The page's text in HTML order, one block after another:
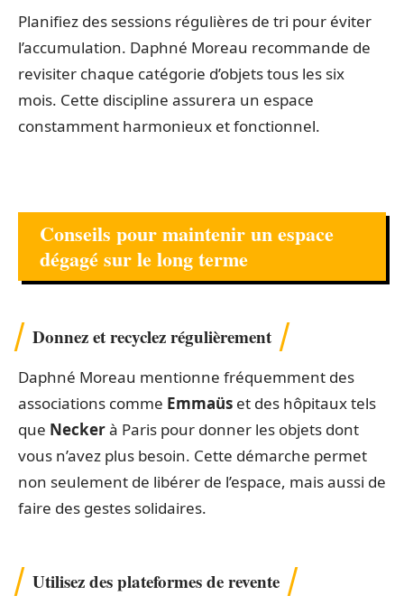
Planifiez des sessions régulières de tri pour éviter
l’accumulation. Daphné Moreau recommande de
revisiter chaque catégorie d’objets tous les six
mois. Cette discipline assurera un espace
constamment harmonieux et fonctionnel.
Conseils pour maintenir un espace
dégagé sur le long terme
Donnez et recyclez régulièrement